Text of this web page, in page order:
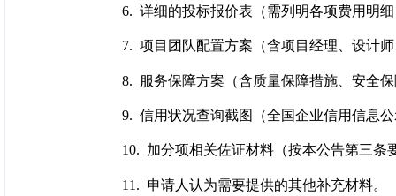
6. 详细的投标报价表（需列明各项费用明
7. 项目团队配置方案（含项目经理、设计
8. 服务保障方案（含质量保障措施、安全
9. 信用状况查询截图（全国企业信用信息
10. 加分项相关佐证材料（按本公告第三条
11. 申请人认为需要提供的其他补充材料。